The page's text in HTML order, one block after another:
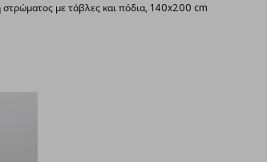
στρώματος με τάβλες και πόδια, 140x200 cm